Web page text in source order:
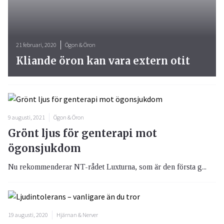
9 augusti, 2021 Ögon & Öron
Grönt ljus för genterapi mot
ögonsjukdom
Nu rekommenderar NT-rådet Luxturna, som är den första g...
19 augusti, 2020 Hjärnan & Nerver
21 februari, 2020 Ögon & Öron
Kliande öron kan vara extern otit